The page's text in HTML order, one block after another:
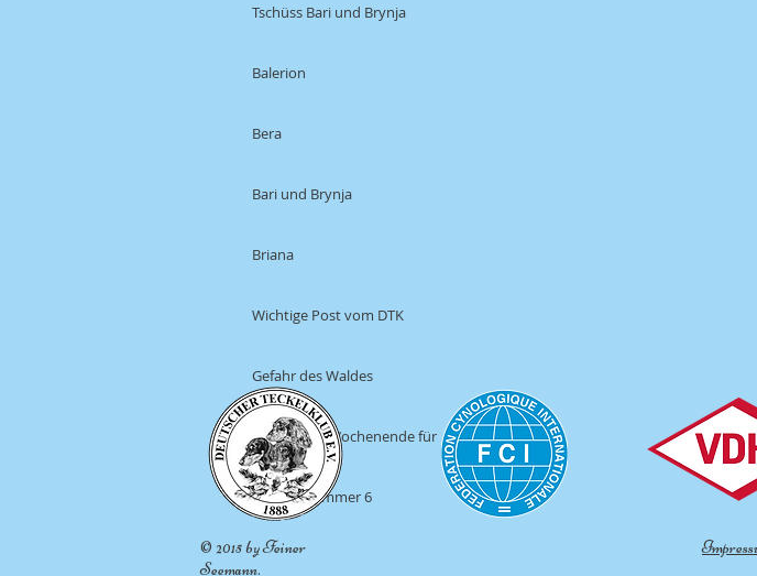
Tschüss Bari und Brynja
Balerion
Bera
Bari und Brynja
Briana
Wichtige Post vom DTK
Gefahr des Waldes
Was für ein Wochenende für
Andavri
Unsere Nummer 6
© 2015 by Feiner
Seemann.